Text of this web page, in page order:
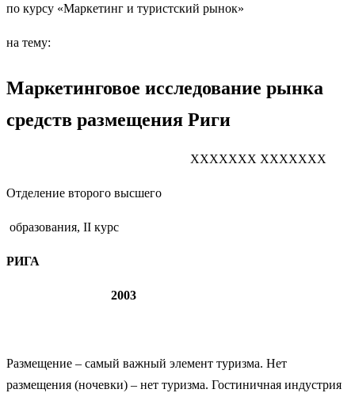
по курсу «Маркетинг и туристский рынок»
на тему:
Маркетинговое исследование рынка
средств размещения Риги
ХХХХХХХ ХХХХХХХ
Отделение второго высшего
образования, II курс
РИГА
2003
Размещение – самый важный элемент туризма. Нет
размещения (ночевки) – нет туризма. Гостиничная индустрия